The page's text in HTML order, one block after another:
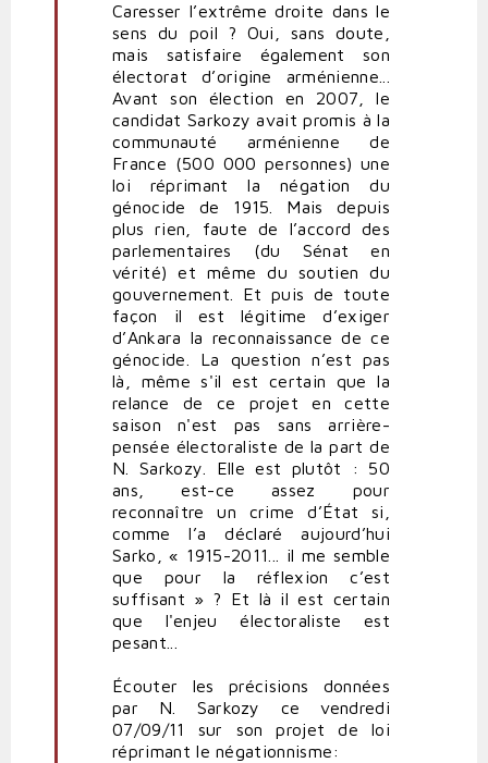
Sarkozy
négationnisme
n'est
acceptable
Dont
acte!
Frondeur
Caresser l’extrême droite dans le
sens du poil ? Oui, sans doute,
mais satisfaire également son
électorat d’origine arménienne...
Avant son élection en 2007, le
candidat Sarkozy avait promis à la
communauté arménienne de
France (500 000 personnes) une
loi réprimant la négation du
génocide de 1915. Mais depuis
plus rien, faute de l’accord des
parlementaires (du Sénat en
vérité) et même du soutien du
gouvernement. Et puis de toute
façon il est légitime d’exiger
d’Ankara la reconnaissance de ce
génocide. La question n’est pas
là, même s'il est certain que la
relance de ce projet en cette
saison n'est pas sans arrière-
pensée électoraliste de la part de
N. Sarkozy. Elle est plutôt : 50
ans, est-ce assez pour
reconnaître un crime d’État si,
comme l’a déclaré aujourd’hui
Sarko, « 1915-2011... il me semble
que pour la réflexion c’est
suffisant » ? Et là il est certain
que l'enjeu électoraliste est
pesant...
Écouter les précisions données
par N. Sarkozy ce vendredi
07/09/11 sur son projet de loi
réprimant le négationnisme: